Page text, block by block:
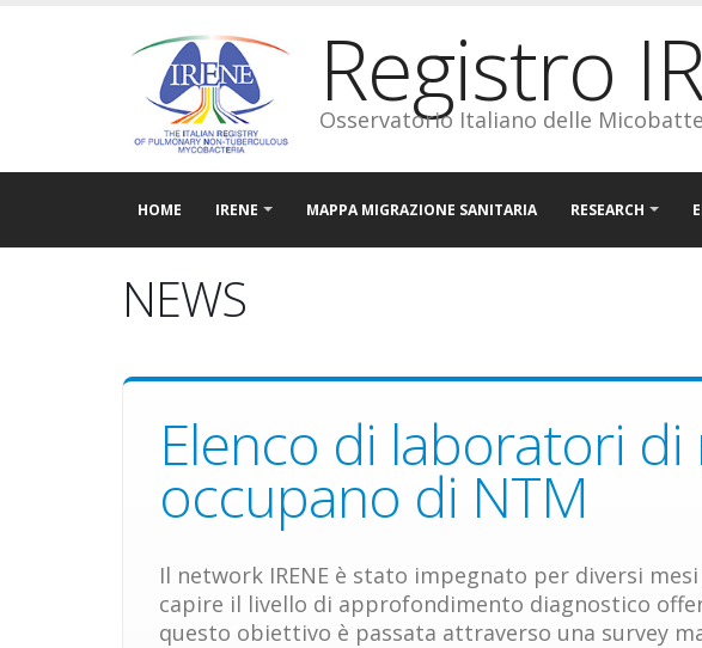
Registro
Osservatorio Italiano delle
HOME IRENE MAPPA MIGRAZIONE SANITARIA RESEARCH
NEWS
Elenco di laboratori
occupano di NTM
Il network IRENE è stato impegnato per diversi
capire il livello di approfondimento diagnostico
questo obiettivo è passata attraverso una survey